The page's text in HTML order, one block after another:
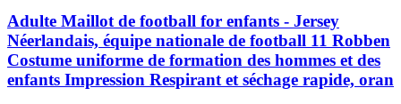
Adulte Maillot de football for enfants - Jersey
Néerlandais, équipe nationale de football 11 Robben
Costume uniforme de formation des hommes et des
enfants Impression Respirant et séchage rapide, oran